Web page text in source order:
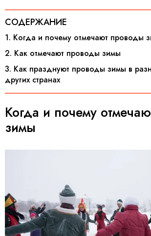
СОДЕРЖАНИЕ
1. Когда и почему отмечают проводы
2. Как отмечают проводы зимы
3. Как празднуют проводы зимы в
других странах
Когда и почему
зимы